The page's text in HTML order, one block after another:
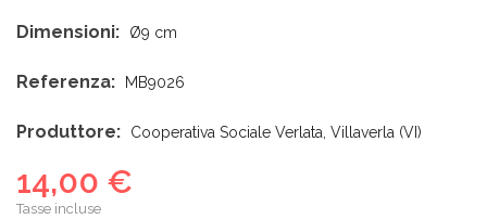
Dimensioni: Ø9 cm
Referenza: MB9026
Produttore: Cooperativa Sociale Verlata, Villaverla (VI)
14,00 €
Tasse incluse